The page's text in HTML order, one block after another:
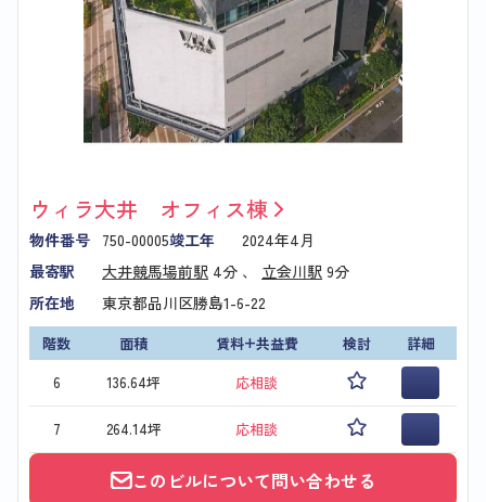
ウィラ大井 オフィス棟
物件番号 750-00005竣工年
2024年4月
最寄駅
大井競馬場前駅 4分 、 立会川駅 9分
所在地
東京都品川区勝島1-6-22
階数 面積 賃料+共益費 検討
詳細
6
136.64坪 応相談
7 264.14坪 応相談
このビルについて問い合わせる